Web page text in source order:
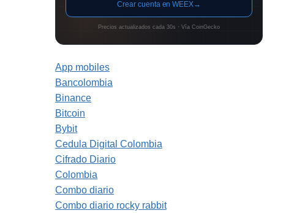
Crear cuenta en WEEX→
Precios actualizados cada 30s · Vía CoinGecko
App mobiles
Bancolombia
Binance
Bitcoin
Bybit
Cedula Digital Colombia
Cifrado Diario
Colombia
Combo diario
Combo diario rocky rabbit